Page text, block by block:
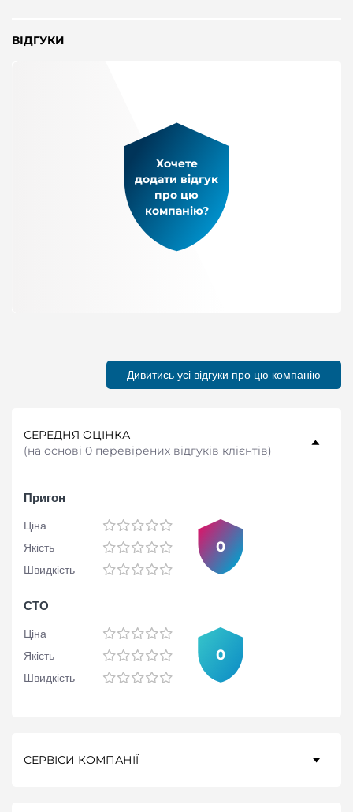
ВІДГУКИ
Хочете
додати відгук
про цю
компанію?
Дивитись усі відгуки про цю компанію
СЕРЕДНЯ ОЦІНКА
(на основі 0 перевірених відгуків клієнтів)
Пригон
Ціна
Якість
Швидкість
0
СТО
Ціна
Якість
Швидкість
0
СЕРВІСИ КОМПАНІЇ